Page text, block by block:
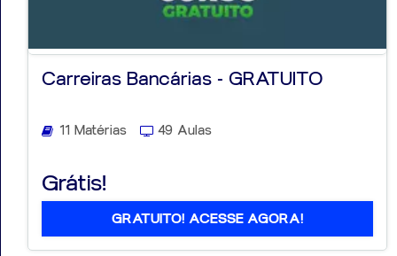
Carreiras Bancárias - GRATUITO
11 Matérias 49 Aulas
Grátis!
GRATUITO! ACESSE AGORA!